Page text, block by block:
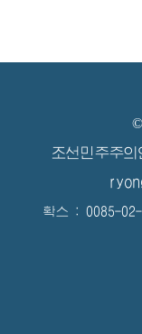
조선민주주
확스 : 0085-